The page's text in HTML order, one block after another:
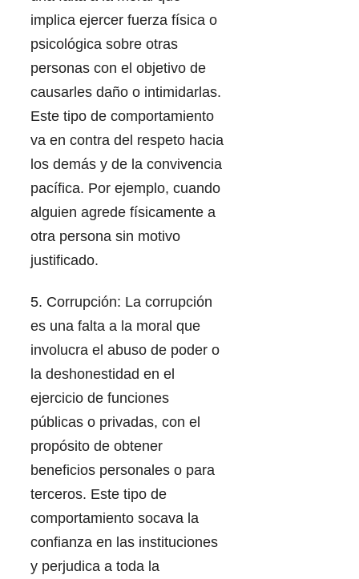
implica ejercer fuerza física o
psicológica sobre otras
personas con el objetivo de
causarles daño o intimidarlas.
Este tipo de comportamiento
va en contra del respeto hacia
los demás y de la convivencia
pacífica. Por ejemplo, cuando
alguien agrede físicamente a
otra persona sin motivo
justificado.
5. Corrupción: La corrupción
es una falta a la moral que
involucra el abuso de poder o
la deshonestidad en el
ejercicio de funciones
públicas o privadas, con el
propósito de obtener
beneficios personales o para
terceros. Este tipo de
comportamiento socava la
confianza en las instituciones
y perjudica a toda la